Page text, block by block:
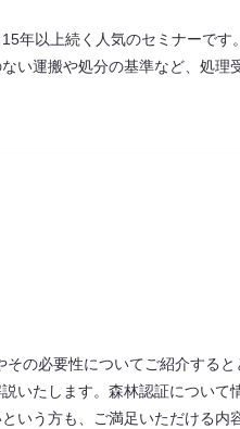
年以上続く人気のセミナーです。
い運搬や処分の基準など、処理
の必要性についてご紹介する
いたします。森林認証について
いう方も、ご満足いただける内